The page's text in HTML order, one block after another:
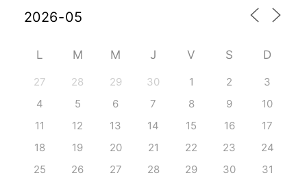
L M M J V S D
27 28 29 30 1 2
3
4
5 6 7 8 9
10
11
12 13 14 15 16
17
18
19 20 21 22 23
24
25
26 27 28 29 30 31